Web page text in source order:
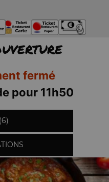
fermé
pour 11h50